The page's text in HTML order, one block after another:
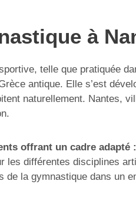
à
telle que pratiquée
antique. Elle s’est
naturellement. Nantes,
offrant un cadre adapté :
les différentes disciplines
de la gymnastique dans un